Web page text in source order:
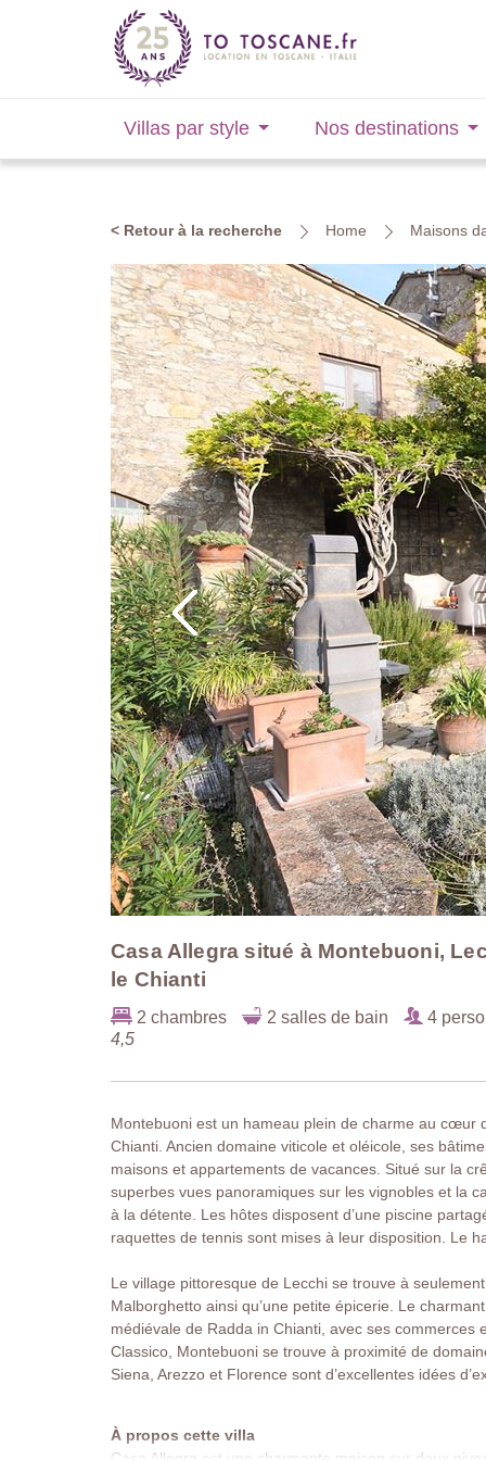
Villas par style Nos destinations
< Retour à la recherche Home Maisons
Casa Allegra situé à Montebuoni,
le Chianti
2 chambres 2 salles de bain 4
4,5
Montebuoni est un hameau plein de charme au cœur
Chianti. Ancien domaine viticole et oléicole, ses
maisons et appartements de vacances. Situé sur la
superbes vues panoramiques sur les vignobles et la
à la détente. Les hôtes disposent d’une piscine
raquettes de tennis sont mises à leur disposition. Le
Le village pittoresque de Lecchi se trouve à
Malborghetto ainsi qu’une petite épicerie. Le
médiévale de Radda in Chianti, avec ses
Classico, Montebuoni se trouve à proximité de
Siena, Arezzo et Florence sont d’excellentes idées
À propos cette villa